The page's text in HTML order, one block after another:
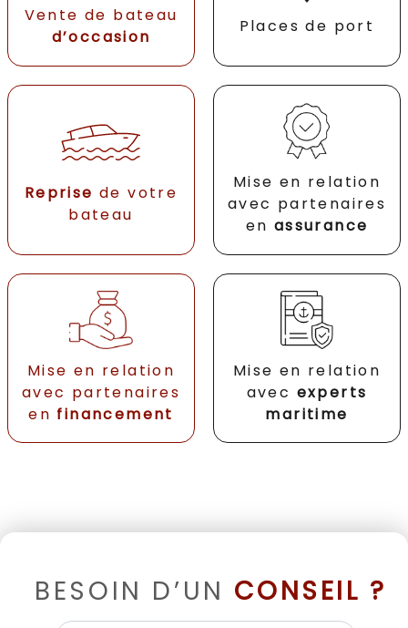
Vente de bateau
d’occasion
Places de port
Reprise de votre
bateau
Mise en relation
avec partenaires
en assurance
Mise en relation
avec partenaires
en financement
Mise en relation
avec experts
maritime
BESOIN D’UN CONSEIL ?